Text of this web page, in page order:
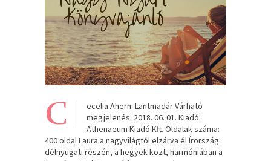
C
ecelia Ahern: Lantmadár Várható
megjelenés: 2018. 06. 01. Kiadó:
Athenaeum Kiadó Kft. Oldalak száma:
400 oldal Laura a nagyvilágtól elzárva él Írország
délnyugati részén, a hegyek közt, harmóniában a